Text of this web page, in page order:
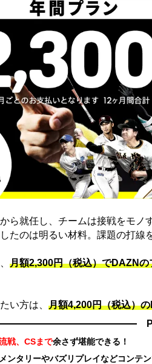
ら就任し、チームは接戦をモ
たのは明るい材料。課題の打線
月額2,300円（税込）でDAZN
い方は、 月額4,200円（税込）
戦、CSまで余さず堪能できる！
タリーやバズリプレイなどコンテン